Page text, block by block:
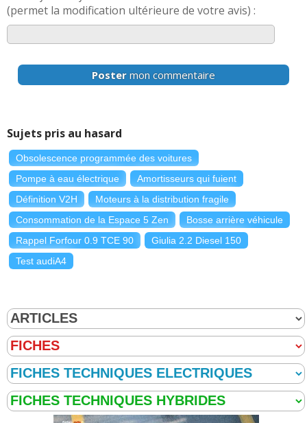
(permet la modification ultérieure de votre avis) :
Poster mon commentaire
Sujets pris au hasard
Obsolescence programmée des voitures
Pompe à eau électrique
Amortisseurs qui fuient
Définition V2H
Moteurs à la distribution fragile
Consommation de la Espace 5 Zen
Bosse arrière véhicule
Rappel Forfour 0.9 TCE 90
Giulia 2.2 Diesel 150
Test audiA4